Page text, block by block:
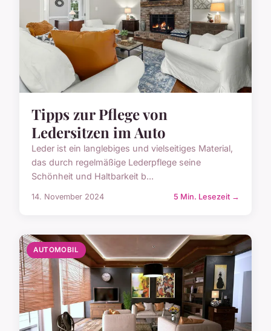
Tipps zur Pflege von
Ledersitzen im Auto
Leder ist ein langlebiges und vielseitiges Material,
das durch regelmäßige Lederpflege seine
Schönheit und Haltbarkeit b...
14. November 2024 5 Min. Lesezeit →
AUTOMOBIL